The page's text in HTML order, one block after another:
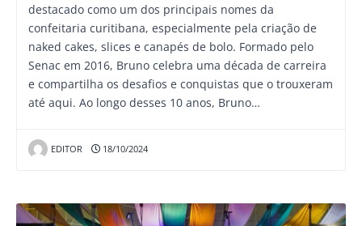
destacado como um dos principais nomes da
confeitaria curitibana, especialmente pela criação de
naked cakes, slices e canapés de bolo. Formado pelo
Senac em 2016, Bruno celebra uma década de carreira
e compartilha os desafios e conquistas que o trouxeram
até aqui. Ao longo desses 10 anos, Bruno…
EDITOR 18/10/2024